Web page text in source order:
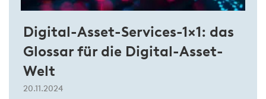
Digital-Asset-Services-1×1: das
Glossar für die Digital-Asset-
Welt
20.11.2024